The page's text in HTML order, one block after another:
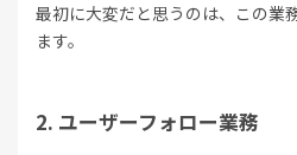
最初に大変だと思うのは、この業
ます。
ユーザーフォロー業務